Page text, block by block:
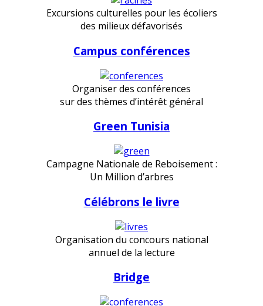
Excursions culturelles pour les écoliers
des milieux défavorisés
Campus conférences
Organiser des conférences
sur des thèmes d’intérêt général
Green Tunisia
Campagne Nationale de Reboisement :
Un Million d’arbres
Célébrons le livre
Organisation du concours national
annuel de la lecture
Bridge